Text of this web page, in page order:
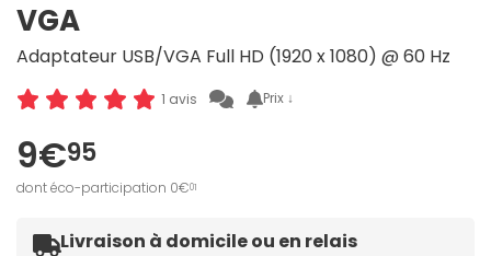
VGA
Adaptateur USB/VGA Full HD (1920 x 1080) @ 60 Hz
1 avis Prix ↓
9€95
dont éco-participation 0€01
Livraison à domicile ou en relais